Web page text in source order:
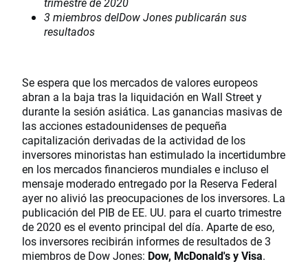
3 miembros delDow Jones publicarán sus
resultados
Se espera que los mercados de valores europeos
abran a la baja tras la liquidación en Wall Street y
durante la sesión asiática. Las ganancias masivas de
las acciones estadounidenses de pequeña
capitalización derivadas de la actividad de los
inversores minoristas han estimulado la incertidumbre
en los mercados financieros mundiales e incluso el
mensaje moderado entregado por la Reserva Federal
ayer no alivió las preocupaciones de los inversores. La
publicación del PIB de EE. UU. para el cuarto trimestre
de 2020 es el evento principal del día. Aparte de eso,
los inversores recibirán informes de resultados de 3
miembros de Dow Jones: Dow, McDonald's y Visa.